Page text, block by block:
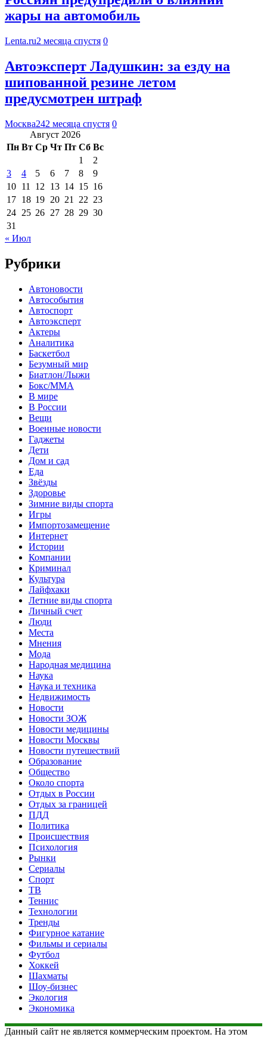
жары на автомобиль
Lenta.ru2 месяца спустя 0
Автоэксперт Ладушкин: за езду на
шипованной резине летом
предусмотрен штраф
Москва242 месяца спустя 0
Август 2026
Пн Вт Ср Чт Пт Сб Вс
1
2
3
4 5 6 7 8
9
10 11 12 13 14 15 16
17 18 19 20 21 22 23
24 25 26 27 28 29 30
31
« Июл
Рубрики
Автоновости
Автособытия
Автоспорт
Автоэксперт
Актеры
Аналитика
Баскетбол
Безумный мир
Биатлон/Лыжи
Бокс/MMA
В мире
В России
Вещи
Военные новости
Гаджеты
Дети
Дом и сад
Еда
Звёзды
Здоровье
Зимние виды спорта
Игры
Импортозамещение
Интернет
Истории
Компании
Криминал
Культура
Лайфхаки
Летние виды спорта
Личный счет
Люди
Места
Мнения
Мода
Народная медицина
Наука
Наука и техника
Недвижимость
Новости
Новости ЗОЖ
Новости медицины
Новости Москвы
Новости путешествий
Образование
Общество
Около спорта
Отдых в России
Отдых за границей
ПДД
Политика
Происшествия
Психология
Рынки
Сериалы
Спорт
ТВ
Теннис
Технологии
Тренды
Фигурное катание
Фильмы и сериалы
Футбол
Хоккей
Шахматы
Шоу-бизнес
Экология
Экономика
Данный сайт не является коммерческим проектом. На этом